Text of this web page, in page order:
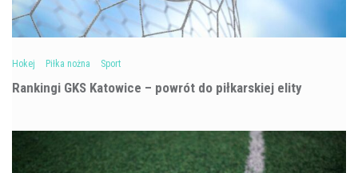
Hokej Piłka nożna Sport
Rankingi GKS Katowice – powrót do piłkarskiej elity